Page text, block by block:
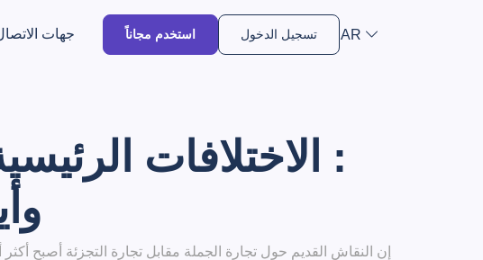
جهات استخدم مجاناً تسجيل الدخول AR
: الاختلافات
إن النقاش القديم حول تجارة الجملة مقابل تجارة التجزئة أصبح